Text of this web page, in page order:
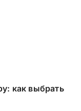
как выбрать